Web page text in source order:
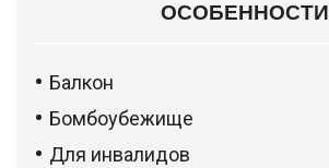
ОСОБЕННОСТИ
Балкон
Бомбоубежище
Для инвалидов